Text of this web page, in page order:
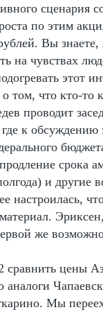
сценария
по этим
Вы знаете,
на чувствах
этот
том, что кто-то
проводит
где к обсуждению
срока
и другие
настроилась,
же
сравнить цены
аналоги
Мы